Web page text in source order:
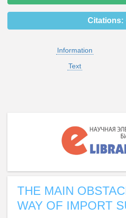
Citations:
Information
Text
THE MAIN
WAY OF IMPORT